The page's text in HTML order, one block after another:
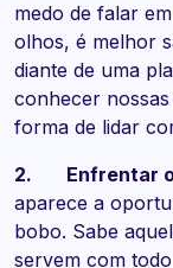
medo de falar
olhos, é melhor
diante de uma
conhecer
forma de lidar
2.
Enfrentar
aparece a
bobo. Sabe
servem com